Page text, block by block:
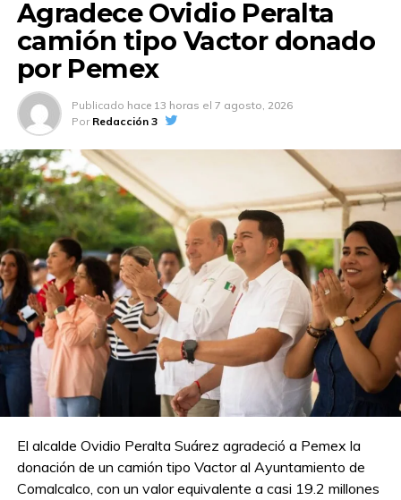
Agradece Ovidio Peralta
camión tipo Vactor donado
por Pemex
Publicado hace 13 horas el 7 agosto, 2026
Por Redacción 3
El alcalde Ovidio Peralta Suárez agradeció a Pemex la
donación de un camión tipo Vactor al Ayuntamiento de
Comalcalco, con un valor equivalente a casi 19.2 millones